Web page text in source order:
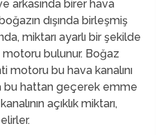
arkasında birer hava
dışında birleşmiş
miktarı ayarlı bir şekilde
bulunur. Boğaz
motoru bu hava kanalını
bu hattan geçerek emme
açıklık miktarı,